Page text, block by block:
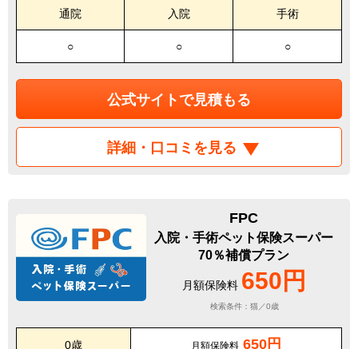
通院 入院 手術
○ ○ ○
公式サイトで見積もる
詳細・口コミを見る
FPC
入院・手術ペット保険スーパー
70％補償プラン
月額保険料 650円
検索条件：猫／0歳
0歳 月額保険料 650円